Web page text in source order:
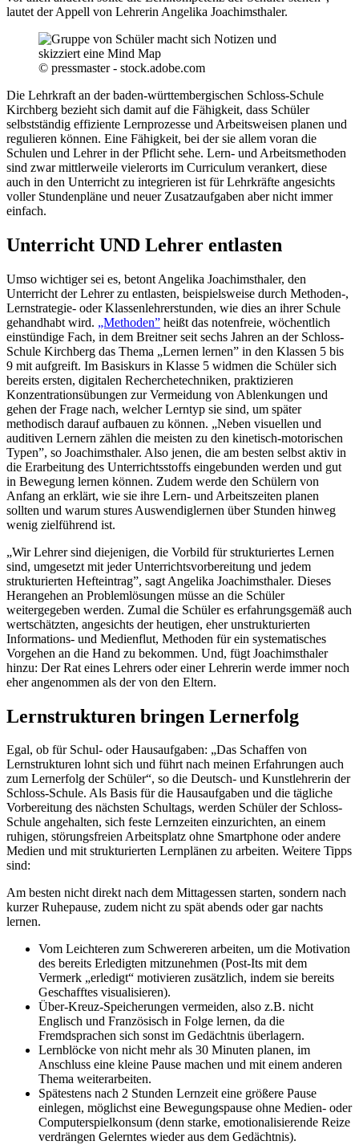
lautet der Appell von Lehrerin Angelika Joachimsthaler.
© pressmaster - stock.adobe.com
Die Lehrkraft an der baden-württembergischen Schloss-Schule
Kirchberg bezieht sich damit auf die Fähigkeit, dass Schüler
selbstständig effiziente Lernprozesse und Arbeitsweisen planen und
regulieren können. Eine Fähigkeit, bei der sie allem voran die
Schulen und Lehrer in der Pflicht sehe. Lern- und Arbeitsmethoden
sind zwar mittlerweile vielerorts im Curriculum verankert, diese
auch in den Unterricht zu integrieren ist für Lehrkräfte angesichts
voller Stundenpläne und neuer Zusatzaufgaben aber nicht immer
einfach.
Unterricht UND Lehrer entlasten
Umso wichtiger sei es, betont Angelika Joachimsthaler, den
Unterricht der Lehrer zu entlasten, beispielsweise durch Methoden-,
Lernstrategie- oder Klassenlehrerstunden, wie dies an ihrer Schule
gehandhabt wird. „Methoden” heißt das notenfreie, wöchentlich
einstündige Fach, in dem Breitner seit sechs Jahren an der Schloss-
Schule Kirchberg das Thema „Lernen lernen” in den Klassen 5 bis
9 mit aufgreift. Im Basiskurs in Klasse 5 widmen die Schüler sich
bereits ersten, digitalen Recherchetechniken, praktizieren
Konzentrationsübungen zur Vermeidung von Ablenkungen und
gehen der Frage nach, welcher Lerntyp sie sind, um später
methodisch darauf aufbauen zu können. „Neben visuellen und
auditiven Lernern zählen die meisten zu den kinetisch-motorischen
Typen”, so Joachimsthaler. Also jenen, die am besten selbst aktiv in
die Erarbeitung des Unterrichtsstoffs eingebunden werden und gut
in Bewegung lernen können. Zudem werde den Schülern von
Anfang an erklärt, wie sie ihre Lern- und Arbeitszeiten planen
sollten und warum stures Auswendiglernen über Stunden hinweg
wenig zielführend ist.
„Wir Lehrer sind diejenigen, die Vorbild für strukturiertes Lernen
sind, umgesetzt mit jeder Unterrichtsvorbereitung und jedem
strukturierten Hefteintrag”, sagt Angelika Joachimsthaler. Dieses
Herangehen an Problemlösungen müsse an die Schüler
weitergegeben werden. Zumal die Schüler es erfahrungsgemäß auch
wertschätzten, angesichts der heutigen, eher unstrukturierten
Informations- und Medienflut, Methoden für ein systematisches
Vorgehen an die Hand zu bekommen. Und, fügt Joachimsthaler
hinzu: Der Rat eines Lehrers oder einer Lehrerin werde immer noch
eher angenommen als der von den Eltern.
Lernstrukturen bringen Lernerfolg
Egal, ob für Schul- oder Hausaufgaben: „Das Schaffen von
Lernstrukturen lohnt sich und führt nach meinen Erfahrungen auch
zum Lernerfolg der Schüler“, so die Deutsch- und Kunstlehrerin der
Schloss-Schule. Als Basis für die Hausaufgaben und die tägliche
Vorbereitung des nächsten Schultags, werden Schüler der Schloss-
Schule angehalten, sich feste Lernzeiten einzurichten, an einem
ruhigen, störungsfreien Arbeitsplatz ohne Smartphone oder andere
Medien und mit strukturierten Lernplänen zu arbeiten. Weitere Tipps
sind:
Am besten nicht direkt nach dem Mittagessen starten, sondern nach
kurzer Ruhepause, zudem nicht zu spät abends oder gar nachts
lernen.
Vom Leichteren zum Schwereren arbeiten, um die Motivation
des bereits Erledigten mitzunehmen (Post-Its mit dem
Vermerk „erledigt“ motivieren zusätzlich, indem sie bereits
Geschafftes visualisieren).
Über-Kreuz-Speicherungen vermeiden, also z.B. nicht
Englisch und Französisch in Folge lernen, da die
Fremdsprachen sich sonst im Gedächtnis überlagern.
Lernblöcke von nicht mehr als 30 Minuten planen, im
Anschluss eine kleine Pause machen und mit einem anderen
Thema weiterarbeiten.
Spätestens nach 2 Stunden Lernzeit eine größere Pause
einlegen, möglichst eine Bewegungspause ohne Medien- oder
Computerspielkonsum (denn starke, emotionalisierende Reize
verdrängen Gelerntes wieder aus dem Gedächtnis).